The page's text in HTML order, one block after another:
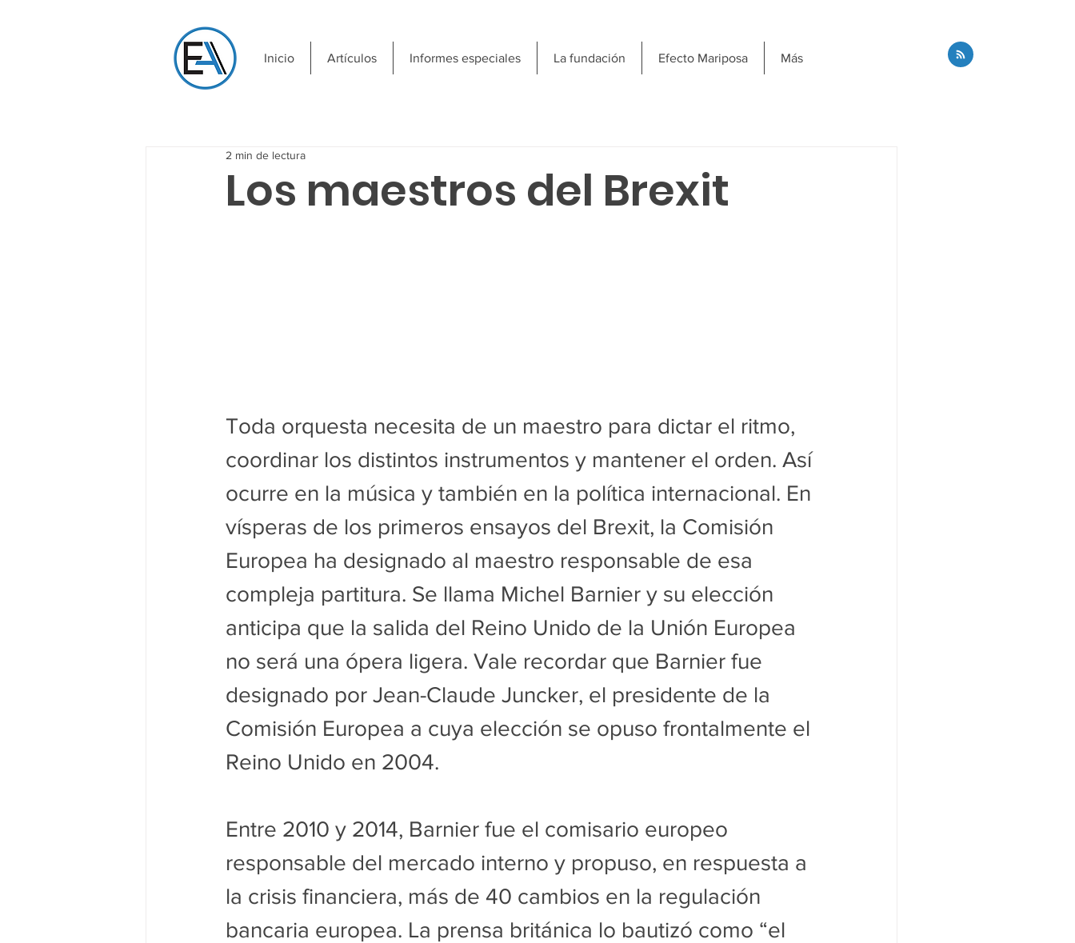
Inicio Artículos Informes especiales La fundación Efecto Mariposa Más
Los maestros del Brexit
2 min de lectura
Toda orquesta necesita de un maestro para dictar el ritmo,
coordinar los distintos instrumentos y mantener el orden. Así
ocurre en la música y también en la política internacional. En
vísperas de los primeros ensayos del Brexit, la Comisión
Europea ha designado al maestro responsable de esa
compleja partitura. Se llama Michel Barnier y su elección
anticipa que la salida del Reino Unido de la Unión Europea
no será una ópera ligera. Vale recordar que Barnier fue
designado por Jean-Claude Juncker, el presidente de la
Comisión Europea a cuya elección se opuso frontalmente el
Reino Unido en 2004.
Entre 2010 y 2014, Barnier fue el comisario europeo
responsable del mercado interno y propuso, en respuesta a
la crisis financiera, más de 40 cambios en la regulación
bancaria europea. La prensa británica lo bautizó como “el